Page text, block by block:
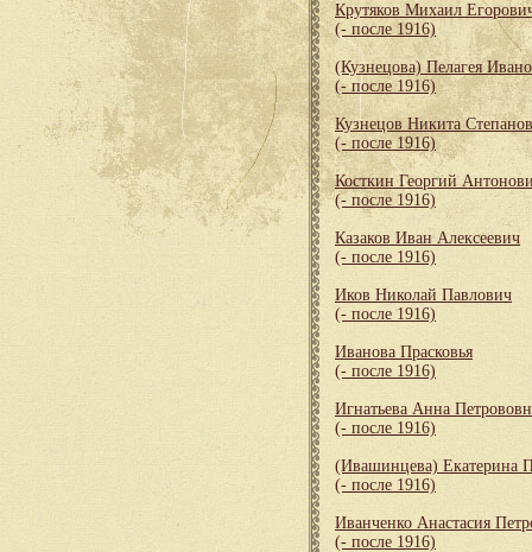
Крутяков Михаил
(- после 1916)
(Кузнецова) Пелагея
(- после 1916)
Кузнецов Никита
(- после 1916)
Косткин Георгий
(- после 1916)
Казаков Иван Алексеевич
(- после 1916)
Иков Николай Павлович
(- после 1916)
Иванова Прасковья
(- после 1916)
Игнатьева Анна
(- после 1916)
(Ивашинцева) Екатерина
(- после 1916)
Иванченко Анастасия
(- после 1916)